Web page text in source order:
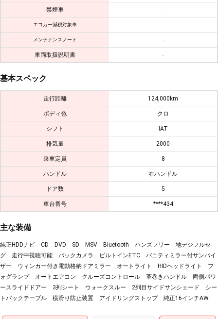
禁煙車 -
エコカー減税対象車 -
メンテナンスノート -
車両取扱説明書 -
基本スペック
走行距離 124,000km
ボディ色 クロ
シフト IAT
排気量 2000
乗車定員 8
ハンドル 右ハンドル
ドア数 5
車台番号 ****434
主な装備
純正HDDナビ CD DVD SD MSV Bluetooth ハンズフリー 地デジフルセ
グ 走行中視聴可能 バックカメラ ビルトインETC バニティミラー付サンバイ
ザー ウィンカー付き電動格納ドアミラー オートライト HIDヘッドライト フ
ォグランプ オートエアコン クルーズコントロール 革巻きハンドル 両側パワ
ースライドドアー 3列シート ウォークスルー 2列目サイドサンシェード シー
トバックテーブル 横滑り防止装置 アイドリングストップ 純正16インチAW